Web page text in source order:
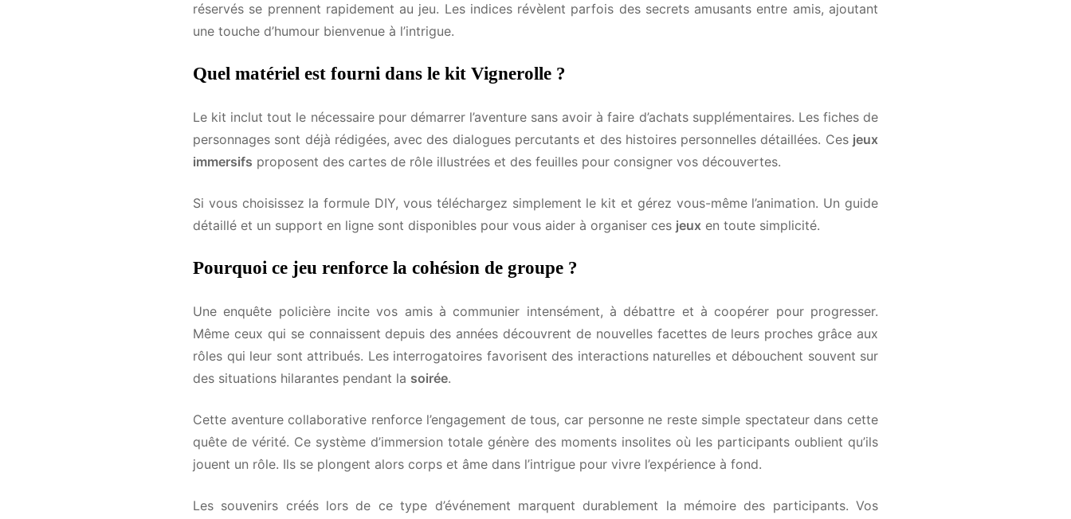
réservés se prennent rapidement au jeu. Les indices révèlent parfois des secrets amusants entre amis, ajoutant
une touche d’humour bienvenue à l’intrigue.
Quel matériel est fourni dans le kit Vignerolle ?
Le kit inclut tout le nécessaire pour démarrer l’aventure sans avoir à faire d’achats supplémentaires. Les fiches de
personnages sont déjà rédigées, avec des dialogues percutants et des histoires personnelles détaillées. Cesjeux
immersifsproposent des cartes de rôle illustrées et des feuilles pour consigner vos découvertes.
Si vous choisissez la formule DIY, vous téléchargez simplement le kit et gérez vous-même l’animation. Un guide
détaillé et un support en ligne sont disponibles pour vous aider à organiser cesjeuxen toute simplicité.
Pourquoi ce jeu renforce la cohésion de groupe ?
Une enquête policière incite vos amis à communier intensément, à débattre et à coopérer pour progresser.
Même ceux qui se connaissent depuis des années découvrent de nouvelles facettes de leurs proches grâce aux
rôles qui leur sont attribués. Les interrogatoires favorisent des interactions naturelles et débouchent souvent sur
des situations hilarantes pendant lasoirée.
Cette aventure collaborative renforce l’engagement de tous, car personne ne reste simple spectateur dans cette
quête de vérité. Ce système d’immersion totale génère des moments insolites où les participants oublient qu’ils
jouent un rôle. Ils se plongent alors corps et âme dans l’intrigue pour vivre l’expérience à fond.
Les souvenirs créés lors de ce type d’événement marquent durablement la mémoire des participants. Vos
Reçois nos idées d'animations pour chaque fête qui te
tient à coeur.
Marre de passer des heures à chercher des idées pour rendre plus fun tes événements ?
Sélectionne les fêtes qui t'intéressent et le moment où tu commences à les organiser. On
t'enverra nos meilleures idées de jeux et d'animations clés en main exactement quand tu en
auras besoin.
Les fêtes qui m'intéressent*
Mon anniversaire Un EVG / EVJF Halloween Noël
Nouvel An
Quand veux-tu recevoir tes idées ?*
Prénom*
Région*